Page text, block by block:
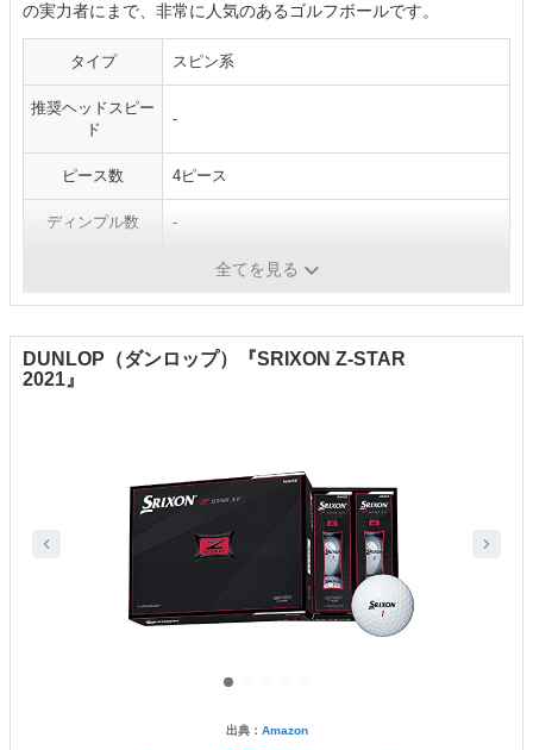
の実力者にまで、非常に人気のあるゴルフボールです。
タイプ スピン系
推奨ヘッドスピー
ド
-
ピース数 4ピース
ディンプル数 -
ホワイト全てを見る
DUNLOP（ダンロップ）『SRIXON Z-STAR
2021』
出典： Amazon